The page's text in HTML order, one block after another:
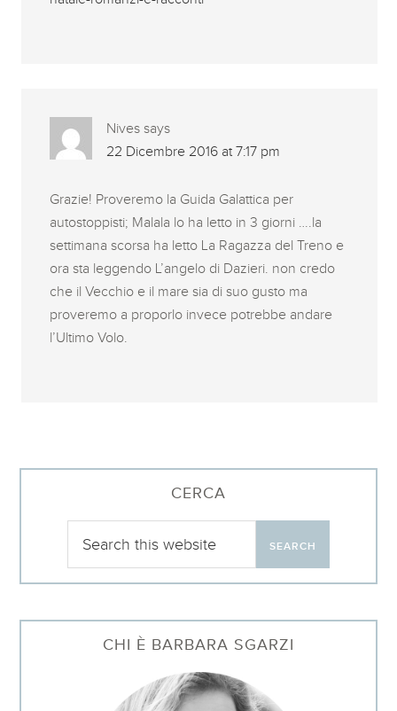
Nives says
22 Dicembre 2016 at 7:17 pm
Grazie! Proveremo la Guida Galattica per
autostoppisti; Malala lo ha letto in 3 giorni ….la
settimana scorsa ha letto La Ragazza del Treno e
ora sta leggendo L’angelo di Dazieri. non credo
che il Vecchio e il mare sia di suo gusto ma
proveremo a proporlo invece potrebbe andare
l’Ultimo Volo.
CERCA
CHI È BARBARA SGARZI